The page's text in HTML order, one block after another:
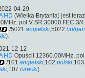
2022-04-29
HD (Wielka Brytania) jest
pol.V SR:30000 FEC:3/
/5021 angielski ,5022
).
12-12
HD Opuścił 12360.00MHz,
/101 angielski,102 polski,103
,107 turecki)